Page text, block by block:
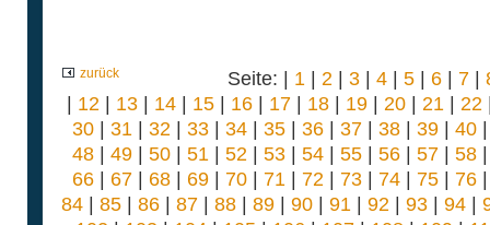
zurück Seite: | 1 | 2 | 3 | 4 | 5 | 6 | 7 |
| 12 | 13| 14| 15| 16| 17| 18| 19| 20| 21 | 22
30| 31 | 32 | 33| 34| 35| 36| 37| 38| 39| 40
48| 49| 50| 51 | 52 | 53| 54| 55| 56| 57| 58
66| 67| 68| 69| 70| 71 | 72 | 73| 74| 75| 76
84| 85| 86| 87| 88| 89| 90| 91 | 92 | 93| 94|